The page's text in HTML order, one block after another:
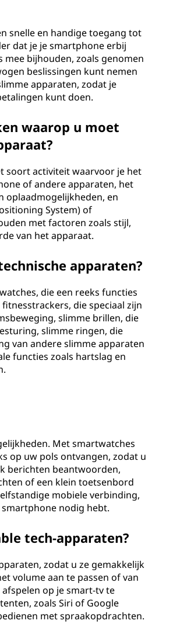
snelle en handige toegang tot
dat je je smartphone erbij
mee bijhouden, zoals genomen
beslissingen kunt nemen
apparaten, zodat je
kunt doen.
waarop u moet
soort activiteit waarvoor je het
of andere apparaten, het
oplaadmogelijkheden, en
System) of
met factoren zoals stijl,
van het apparaat.
apparaten?
die een reeks functies
die speciaal zijn
slimme brillen, die
slimme ringen, die
van andere slimme apparaten
functies zoals hartslag en
Met smartwatches
op uw pols ontvangen, zodat u
berichten beantwoorden,
of een klein toetsenbord
mobiele verbinding,
nodig hebt.
tech-apparaten?
zodat u ze gemakkelijk
volume aan te passen of van
op je smart-tv te
zoals Siri of Google
met spraakopdrachten.